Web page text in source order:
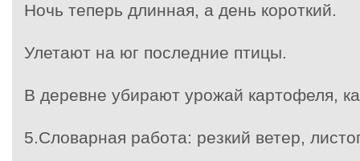
Ночь теперь длинная, а день короткий.
Улетают на юг последние птицы.
В деревне убирают урожай картофеля,
5.Словарная работа: резкий ветер,